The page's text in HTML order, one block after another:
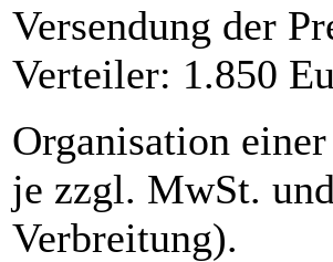
Versendung der
Verteiler: 1.850
Organisation
je zzgl. MwSt.
Verbreitung).